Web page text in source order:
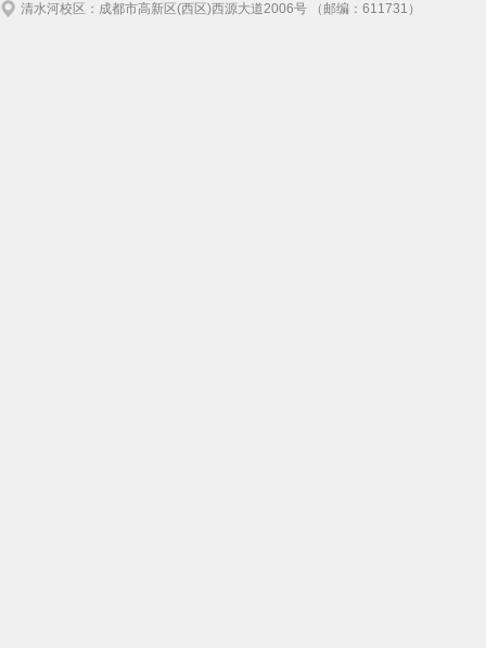
清水河校区：成都市高新区(西区)西源大道2006号 （邮编：611731）